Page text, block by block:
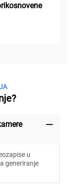
u
generiranje